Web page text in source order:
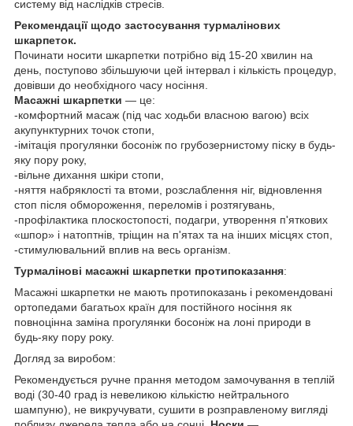
систему від наслідків стресів.
Рекомендації щодо застосування турмалінових
шкарпеток.
Починати носити шкарпетки потрібно від 15-20 хвилин на
день, поступово збільшуючи цей інтервал і кількість процедур,
довівши до необхідного часу носіння.
Масажні шкарпетки — це:
-комфортний масаж (під час ходьби власною вагою) всіх
акупунктурних точок стопи,
-імітація прогулянки босоніж по грубозернистому піску в будь-
яку пору року,
-вільне дихання шкіри стопи,
-няття набряклості та втоми, розслаблення ніг, відновлення
стоп після обмороження, переломів і розтягувань,
-профілактика плоскостопості, подагри, утворення п'яткових
«шпор» і натоптнів, тріщин на п'ятах та на інших місцях стоп,
-стимулювальний вплив на весь організм.
Турмалінові масажні шкарпетки протипоказання:
Масажні шкарпетки не мають протипоказань і рекомендовані
ортопедами багатьох країн для постійного носіння як
повноцінна заміна прогулянки босоніж на лоні природи в
будь-яку пору року.
Догляд за виробом:
Рекомендується ручне прання методом замочування в теплій
воді (30-40 град із невеликою кількістю нейтрального
шампуню), не викручувати, сушити в розправленому вигляді